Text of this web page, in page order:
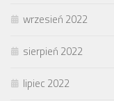
wrzesień 2022
sierpień 2022
lipiec 2022